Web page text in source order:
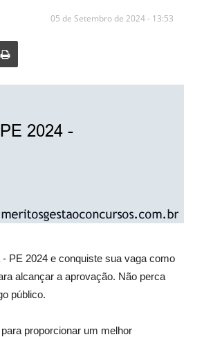
05 de Setembro de 2024 - 13:53
PE 2024 e conquiste sua vaga como
alcançar a aprovação. Não perca
público.
proporcionar um melhor